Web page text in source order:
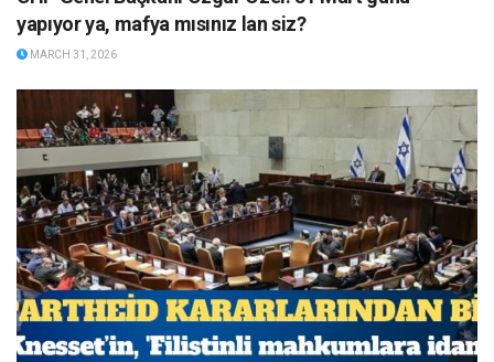
yapıyor ya, mafya mısınız lan siz?
MARCH 31, 2026